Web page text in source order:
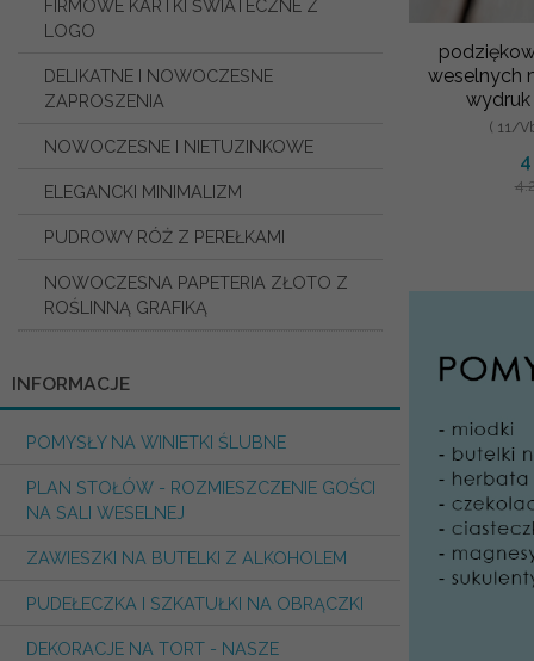
FIRMOWE KARTKI ŚWIATECZNE Z
LOGO
DELIKATNE I NOWOCZESNE
ZAPROSZENIA
NOWOCZESNE I NIETUZINKOWE
ELEGANCKI MINIMALIZM
PUDROWY RÓŻ Z PEREŁKAMI
NOWOCZESNA PAPETERIA ZŁOTO Z
ROŚLINNĄ GRAFIKĄ
INFORMACJE
POMYSŁY NA WINIETKI ŚLUBNE
PLAN STOŁÓW - ROZMIESZCZENIE GOŚCI
NA SALI WESELNEJ
ZAWIESZKI NA BUTELKI Z ALKOHOLEM
PUDEŁECZKA I SZKATUŁKI NA OBRĄCZKI
DEKORACJE NA TORT - NASZE
weselnych
( 11/